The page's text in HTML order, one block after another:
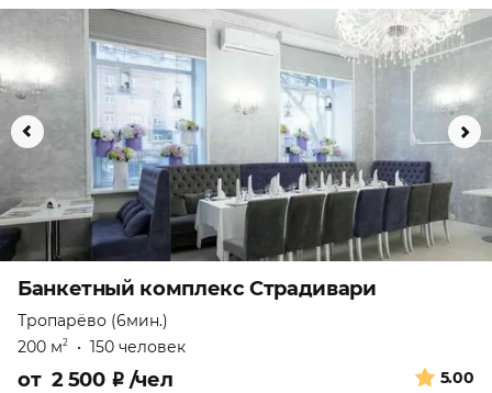
Банкетный комплекс Страдивари
Тропарёво (6мин.)
200 м2 • 150 человек
5.00
от 2 500 ₽ /чел